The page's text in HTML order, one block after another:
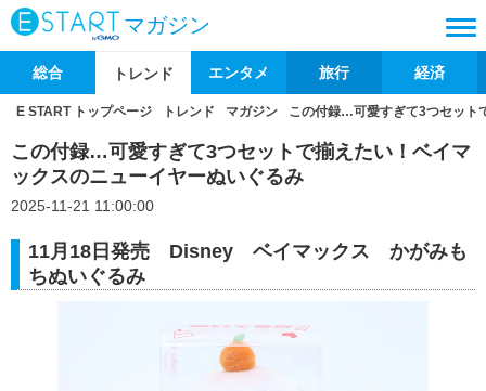
マガジン
総合 トレンド エンタメ 旅行 経済
E START トップページ トレンド マガジン この付録…可愛すぎて3つセット
この付録…可愛すぎて3つセットで揃えたい！ベイマ
ックスのニューイヤーぬいぐるみ
2025-11-21 11:00:00
11月18日発売 Disney ベイマックス かがみも
ちぬいぐるみ